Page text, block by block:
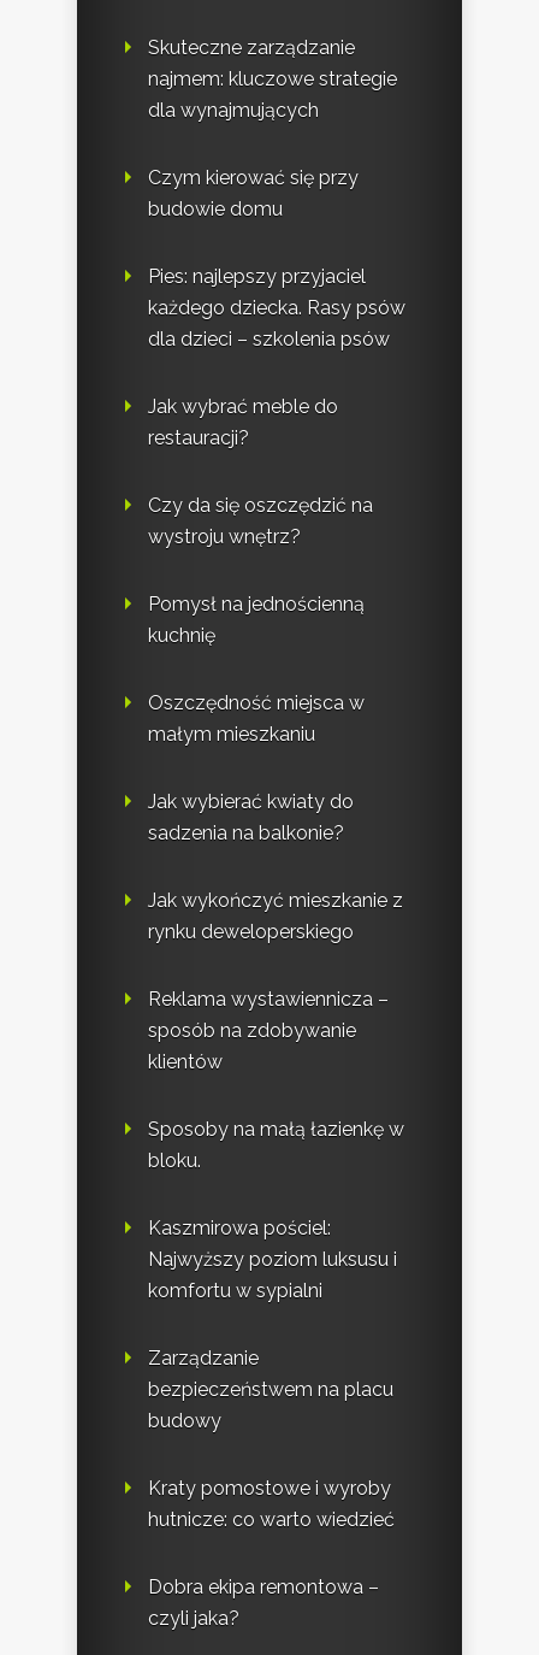
Skuteczne zarządzanie
najmem: kluczowe strategie
dla wynajmujących
Czym kierować się przy
budowie domu
Pies: najlepszy przyjaciel
każdego dziecka. Rasy psów
dla dzieci – szkolenia psów
Jak wybrać meble do
restauracji?
Czy da się oszczędzić na
wystroju wnętrz?
Pomysł na jednościenną
kuchnię
Oszczędność miejsca w
małym mieszkaniu
Jak wybierać kwiaty do
sadzenia na balkonie?
Jak wykończyć mieszkanie z
rynku deweloperskiego
Reklama wystawiennicza –
sposób na zdobywanie
klientów
Sposoby na małą łazienkę w
bloku.
Kaszmirowa pościel:
Najwyższy poziom luksusu i
komfortu w sypialni
Zarządzanie
bezpieczeństwem na placu
budowy
Kraty pomostowe i wyroby
hutnicze: co warto wiedzieć
Dobra ekipa remontowa –
czyli jaka?